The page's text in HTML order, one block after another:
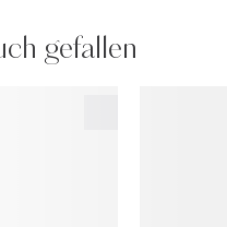
gefallen